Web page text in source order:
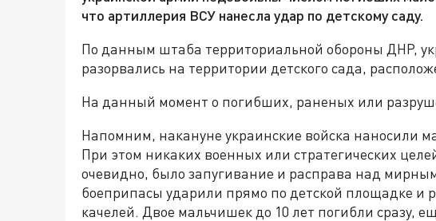
что артиллерия ВСУ нанесла удар по детскому саду.
По данным штаба территориальной обороны ДНР,
разорвались на территории детского сада,
На данный момент о погибших, раненых или
Напомним, накануне украинские войска наносили
При этом никаких военных или стратегических
очевидно, было запугивание и расправа над
боеприпасы ударили прямо по детской площадке и
качелей. Двое мальчишек до 10 лет погибли сразу,